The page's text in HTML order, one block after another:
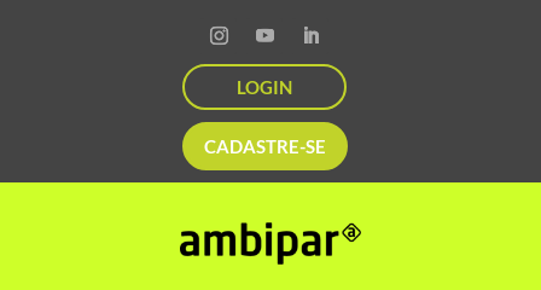
LOGIN
CADASTRE-SE